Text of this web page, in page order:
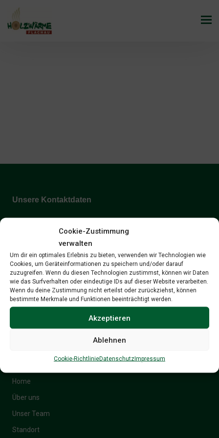
Cookie-Zustimmung
verwalten
Um dir ein optimales Erlebnis zu bieten, verwenden wir Technologien wie
Cookies, um Geräteinformationen zu speichern und/oder darauf
zuzugreifen. Wenn du diesen Technologien zustimmst, können wir Daten
wie das Surfverhalten oder eindeutige IDs auf dieser Website verarbeiten.
Wenn du deine Zustimmung nicht erteilst oder zurückziehst, können
bestimmte Merkmale und Funktionen beeinträchtigt werden.
Akzeptieren
Ablehnen
Cookie-RichtlinieDatenschutzImpressum
Unsere Kontaktdaten
Holzwärme Flachau GmbH:
+43 (0)6457 33906
Notdienst:
+43 (0)664 1654025
Home
Über uns
Unser Team
Standort